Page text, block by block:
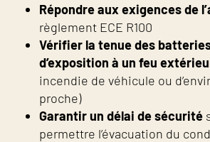
Répondre aux exigences de
règlement ECE R100
Vérifier la tenue des
d’exposition à un feu
incendie de véhicule ou
proche)
Garantir un délai de sécurité
permettre l’évacuation du